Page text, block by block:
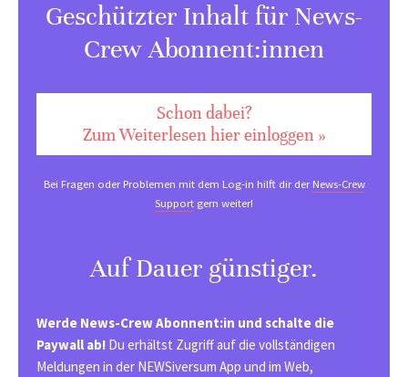
Geschützter Inhalt für News-
Crew Abonnent:innen
Schon dabei?
Zum Weiterlesen hier einloggen »
Bei Fragen oder Problemen mit dem Log-in hilft dir derNews-Crew
Support gern weiter!
Auf Dauer günstiger.
Werde News-Crew Abonnent:in und schalte die
Paywall ab! Du erhältst Zugriff auf die vollständigen
Meldungen in der NEWSiversum App und im Web,